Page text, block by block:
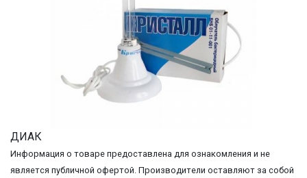
ДИАК
Информация о товаре предоставлена для ознакомления и не
является публичной офертой. Производители оставляют за собой